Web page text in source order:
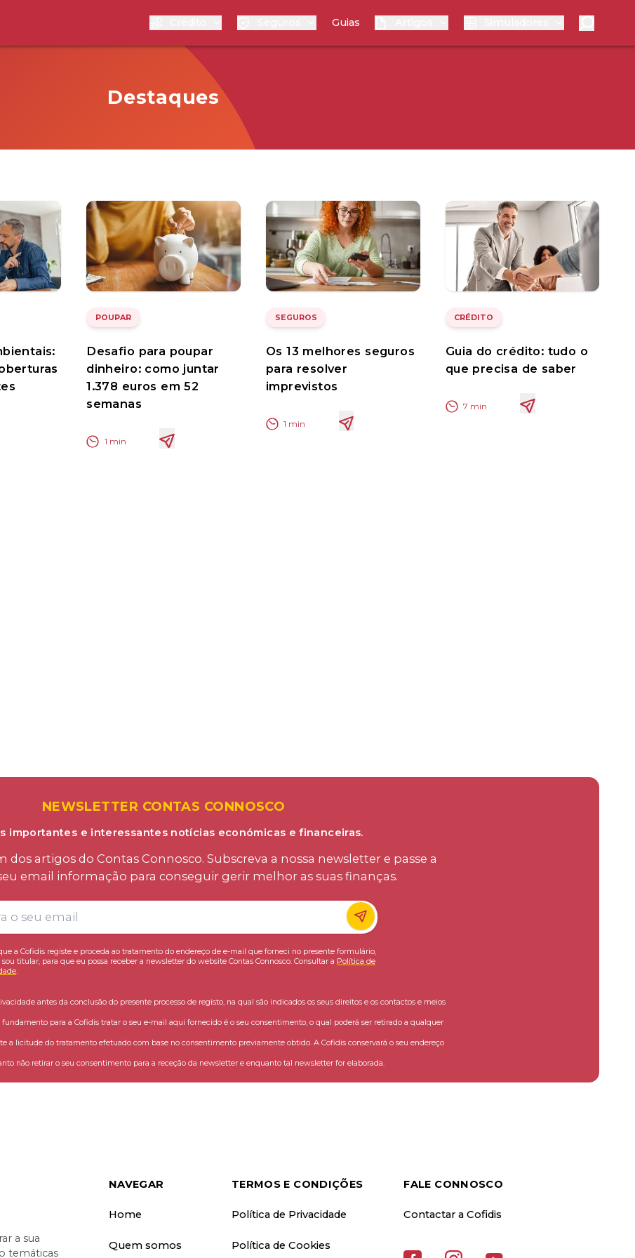
Guias
Destaques
POUPAR
Desafio para poupar
dinheiro: como juntar
1.378 euros em 52
semanas
1 min
SEGUROS
Os 13 melhores seguros
para resolver
imprevistos
1 min
CRÉDITO
Guia do crédito: tudo o
que precisa de saber
7 min
NEWSLETTER CONTAS CONNOSCO
importantes e interessantes notícias económicas e financeiras.
dos artigos do Contas Connosco. Subscreva a nossa newsletter e passe a
email informação para conseguir gerir melhor as suas finanças.
a Cofidis registe e proceda ao tratamento do endereço de e-mail que forneci no presente formulário,
titular, para que eu possa receber a newsletter do website Contas Connosco. Consultar a Política de
.
antes da conclusão do presente processo de registo, na qual são indicados os seus direitos e os contactos e meios
fundamento para a Cofidis tratar o seu e-mail aqui fornecido é o seu consentimento, o qual poderá ser retirado a qualquer
a licitude do tratamento efetuado com base no consentimento previamente obtido. A Cofidis conservará o seu endereço
não retirar o seu consentimento para a receção da newsletter e enquanto tal newsletter for elaborada.
a sua
temáticas
NAVEGAR
Home
Quem somos
TERMOS E CONDIÇÕES
Política de Privacidade
Política de Cookies
FALE CONNOSCO
Contactar a Cofidis